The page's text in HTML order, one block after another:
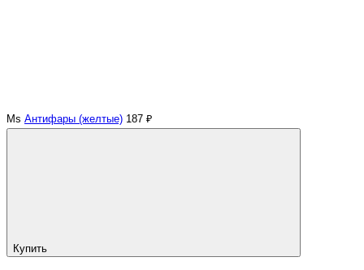
Ms Антифары (желтые) 187 ₽
Купить